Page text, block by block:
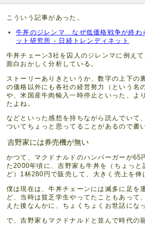
こういう記事があった。
牛丼のジレンマ なぜ低価格戦争が終わ
ット研究所 - 日経トレンディネット
牛丼チェーン3社を囚人のジレンマに例え
面白おかしく分析している。
ストーリーありきというか、数字の上下の
の価格以外にも各社の経営努力（という名
や、米国産牛肉輸入一時停止といった、よ
たよね。
などといった感想を持ちながら読んでいて
ついてちょっと思ってることがあるので書
吉野家には券売機が無い
かつて、マクドナルドのハンバーガーが65
た2000年頃に、吉野家も牛丼を（ちょっと
ど）1杯280円で販売して、大きく売上を伸
僕は現在は、牛丼チェーンには滅多に足を
ど、当時は貧乏学生やってたこともあって
えた後なんかに、ちょくちょくお世話にな
で、吉野家もマクドナルドと並んで時代の